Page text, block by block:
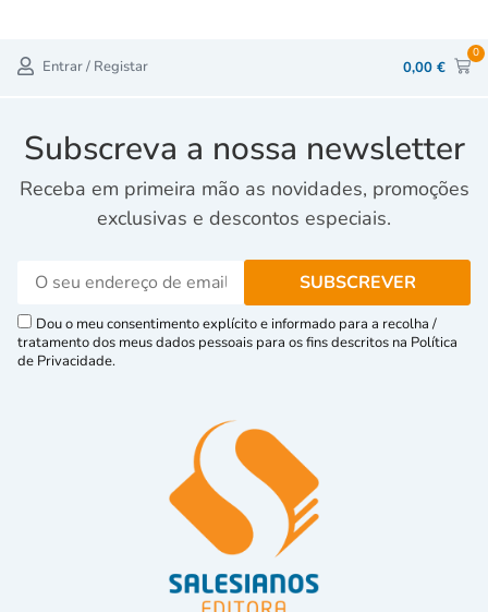
Entrar / Registar 0,00 €
0
Subscreva a nossa newsletter
Receba em primeira mão as novidades, promoções
exclusivas e descontos especiais.
Dou o meu consentimento explícito e informado para a recolha /
tratamento dos meus dados pessoais para os fins descritos na Política
de Privacidade.